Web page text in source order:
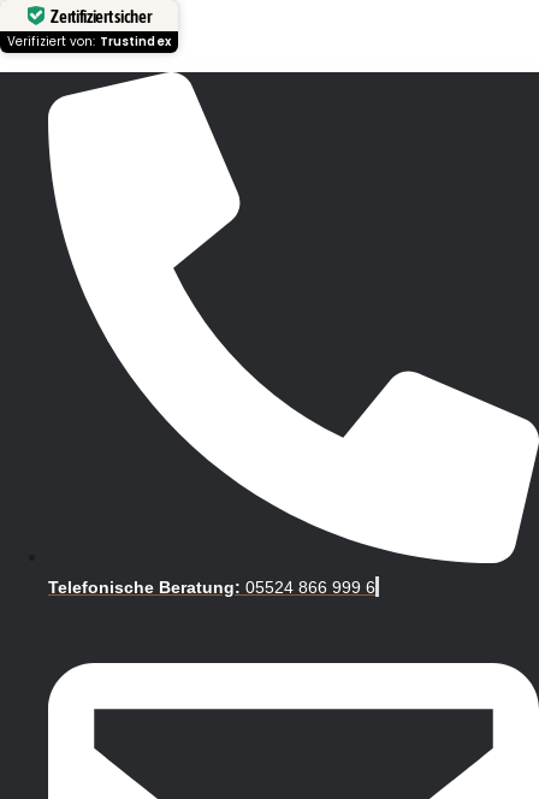
Zertifiziert sicher
Verifiziert von: Trustindex
Telefonische Beratung: 05524 866 999 6